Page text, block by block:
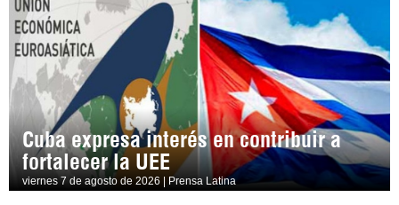
Cuba expresa interés en contribuir a
fortalecer la UEE
viernes 7 de agosto de 2026 | Prensa Latina